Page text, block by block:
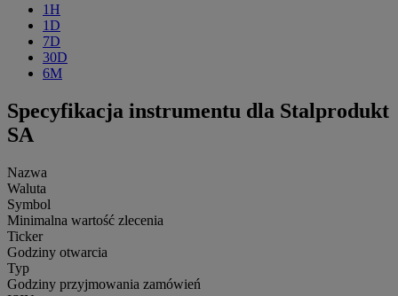
1H
1D
7D
30D
6M
Specyfikacja instrumentu dla Stalprodukt
SA
Nazwa
Waluta
Symbol
Minimalna wartość zlecenia
Ticker
Godziny otwarcia
Typ
Godziny przyjmowania zamówień